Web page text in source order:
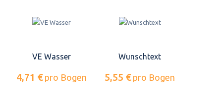
VE Wasser
4,71 € pro Bogen
Wunschtext
5,55 € pro Bogen